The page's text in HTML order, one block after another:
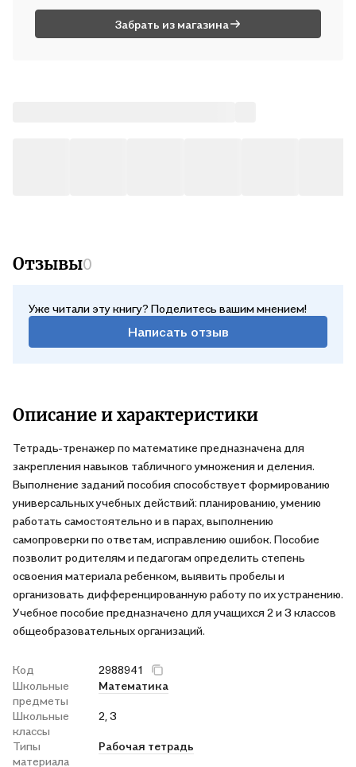
Забрать из магазина
Отзывы0
Уже читали эту книгу? Поделитесь вашим мнением!
Написать отзыв
Описание и характеристики
Тетрадь-тренажер по математике предназначена для
закрепления навыков табличного умножения и деления.
Выполнение заданий пособия способствует формированию
универсальных учебных действий: планированию, умению
работать самостоятельно и в парах, выполнению
самопроверки по ответам, исправлению ошибок. Пособие
позволит родителям и педагогам определить степень
освоения материала ребенком, выявить пробелы и
организовать дифференцированную работу по их устранению.
Учебное пособие предназначено для учащихся 2 и 3 классов
общеобразовательных организаций.
Код
2988941
Школьные
предметы
Математика
Школьные
классы
2, 3
Типы
материала
Рабочая тетрадь